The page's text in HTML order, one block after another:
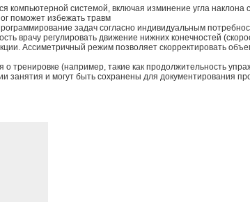
компьютерной системой, включая изминение угла наклона
поможет избежать травм
задач согласно индивидуальным
врачу регулировать движение нижних конечностей
Ассиметричный режим позволяет скорректировать
тренировке (например, такие как продолжительность
занятия и могут быть сохранены для документирования